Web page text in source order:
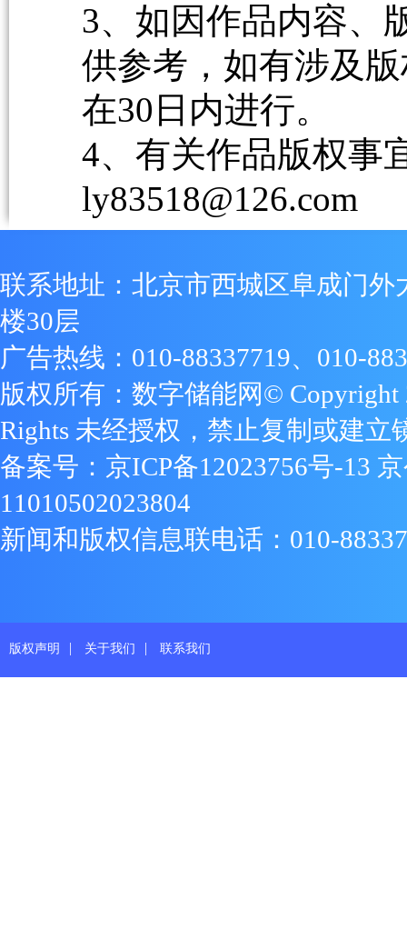
3、如因作品内容、
供参考，如有涉及
在30日内进行。
4、有关作品版权事
ly83518@126.com
联系地址：北京市西城区阜成门外
楼30层
广告热线：010-88337719、010-
版权所有：数字储能网© Copyright
Rights 未经授权，禁止复制或建立
备案号： 京ICP备12023756号-13
11010502023804
新闻和版权信息联电话：010-
版权声明 | 关于我们 | 联系我们